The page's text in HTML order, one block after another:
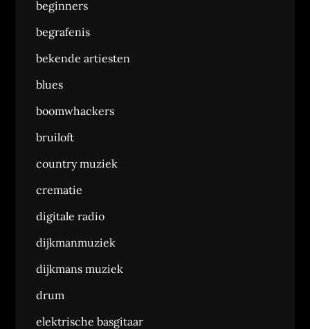
beginners
begrafenis
bekende artiesten
blues
boomwhackers
bruiloft
country muziek
crematie
digitale radio
dijkmanmuziek
dijkmans muziek
drum
elektrische basgitaar